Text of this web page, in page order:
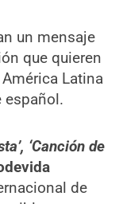
un mensaje
que quieren
Latina
español.
‘Canción de
de